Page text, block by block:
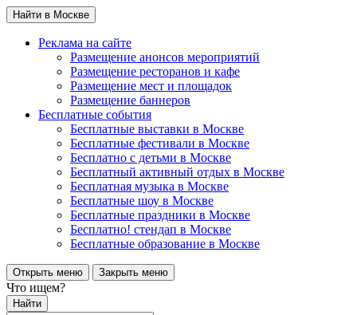
Найти в Москве
Реклама на сайте
Размещение анонсов мероприятий
Размещение ресторанов и кафе
Размещение мест и площадок
Размещение баннеров
Бесплатные события
Бесплатные выставки в Москве
Бесплатные фестивали в Москве
Бесплатно с детьми в Москве
Бесплатный активный отдых в Москве
Бесплатная музыка в Москве
Бесплатные шоу в Москве
Бесплатные праздники в Москве
Бесплатно! стендап в Москве
Бесплатные образование в Москве
Открыть меню Закрыть меню
Что ищем?
Найти